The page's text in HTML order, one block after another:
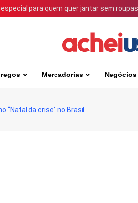
para quem quer jantar sem roupas
Mercadorias Negócios
“Natal da crise” no Brasil